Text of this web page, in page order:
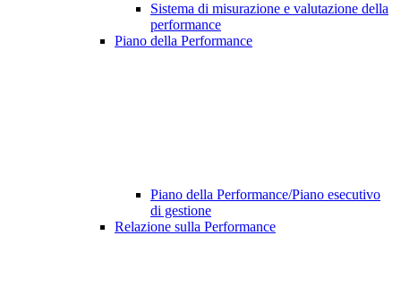
Sistema di misurazione e valutazione della
performance
Piano della Performance
Piano della Performance/Piano esecutivo
di gestione
Relazione sulla Performance